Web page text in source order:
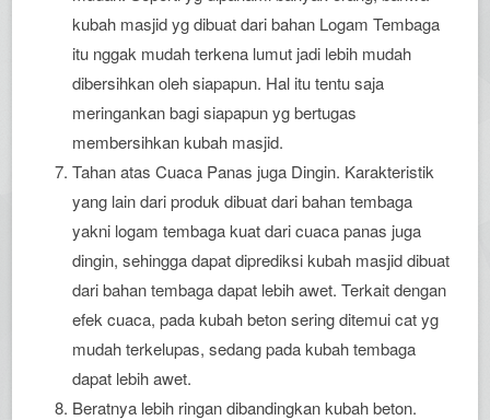
kubah masjid yg dibuat dari bahan Logam Tembaga
itu nggak mudah terkena lumut jadi lebih mudah
dibersihkan oleh siapapun. Hal itu tentu saja
meringankan bagi siapapun yg bertugas
membersihkan kubah masjid.
Tahan atas Cuaca Panas juga Dingin. Karakteristik
yang lain dari produk dibuat dari bahan tembaga
yakni logam tembaga kuat dari cuaca panas juga
dingin, sehingga dapat diprediksi kubah masjid dibuat
dari bahan tembaga dapat lebih awet. Terkait dengan
efek cuaca, pada kubah beton sering ditemui cat yg
mudah terkelupas, sedang pada kubah tembaga
dapat lebih awet.
Beratnya lebih ringan dibandingkan kubah beton.